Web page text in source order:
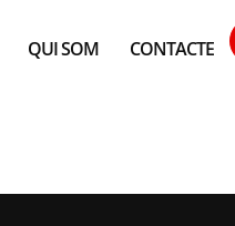
QUI SOM CONTACTE